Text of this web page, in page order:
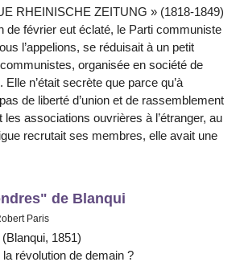
RHEINISCHE ZEITUNG » (1818-1849)
de février eut éclaté, le Parti communiste
l’appelions, se réduisait à un petit
organisée en société de
n’était secrète que parce qu’à
de liberté d’union et de rassemblement
les associations ouvrières à l’étranger, au
recrutait ses membres, elle avait une
de Blanqui
Paris
1851)
révolution de demain ?